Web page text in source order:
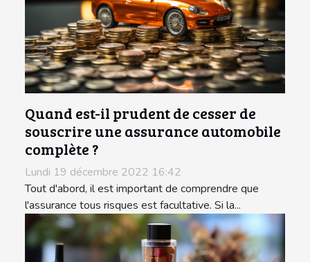
Quand est-il prudent de cesser de
souscrire une assurance automobile
complète ?
Lundi 19 décembre 2022 16:42
Tout d'abord, il est important de comprendre que
l'assurance tous risques est facultative. Si la...